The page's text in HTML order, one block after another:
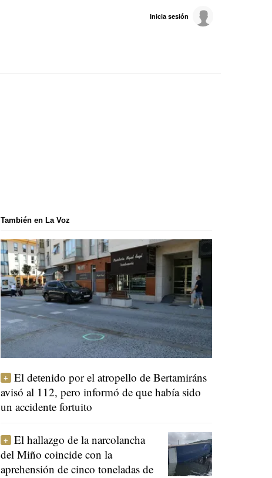
Inicia sesión
También en La Voz
El detenido por el atropello de Bertamiráns
avisó al 112, pero informó de que había sido
un accidente fortuito
El hallazgo de la narcolancha
del Miño coincide con la
aprehensión de cinco toneladas de